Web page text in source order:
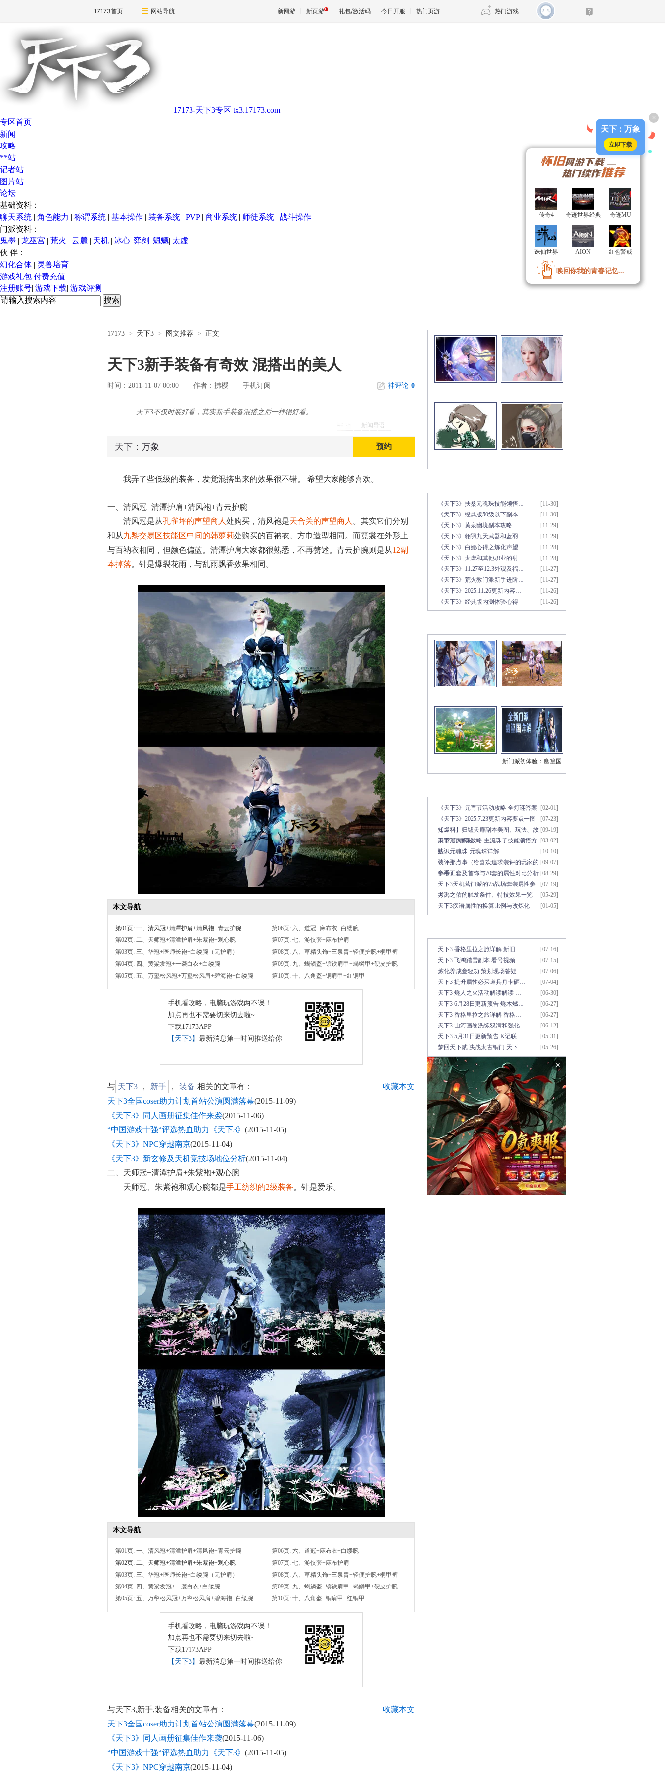
17173首页 网站导航 新网游 新页游 礼包/激活码 今日开服 热门页游 热门游戏
17173-天下3专区 tx3.17173.com
专区首页
新闻
攻略
**站
记者站
图片站
论坛
基础资料：
聊天系统 | 角色能力 | 称谓系统 | 基本操作 | 装备系统 | PVP | 商业系统 | 师徒系统 | 战斗操作
门派资料：
鬼墨 | 龙巫宫 | 荒火 | 云麓 | 天机 | 冰心| 弈剑 | 魍魉| 太虚
伙 伴：
幻化合体 | 灵兽培育
游戏礼包 付费充值
注册账号| 游戏下载| 游戏评测
17173 > 天下3 > 图文推荐 > 正文
天下3新手装备有奇效 混搭出的美人
时间：2011-11-07 00:00 作者： 拂樱 手机订阅 神评论 0
新闻导语
天下3不仅时装好看，其实新手装备混搭之后一样很好看。
天下：万象 预约
我弄了些低级的装备，发觉混搭出来的效果很不错。 希望大家能够喜欢。
一、清风冠+清潭护肩+清风袍+青云护腕
清风冠是从孔雀坪的声望商人 处购买，清风袍是天合关的声望商人 。其实它们分别
和从九黎交易区技能区中间的韩萝莉处购买的百衲衣、方巾造型相同。而霓裳在外形上
与百衲衣相同，但颜色偏蓝。清潭护肩大家都很熟悉，不再赘述。青云护腕则是从12副
本掉落。针是爆裂花雨，与乱雨飘香效果相同。
本文导航
第01页: 一、清风冠+清潭护肩+清风袍+青云护腕
第02页: 二、天师冠+清潭护肩+朱紫袍+观心腕
第03页: 三、华冠+医师长袍+白缕腕（无护肩）
第04页: 四、黄粱发冠+一袭白衣+白缕腕
第05页: 五、万壑松风冠+万壑松风肩+碧海袍+白缕腕
第06页: 六、道冠+麻布衣+白缕腕
第07页: 七、游侠套+麻布护肩
第08页: 八、草精头饰+三泉胄+轻便护腕+桐甲裤
第09页: 九、蝎鳞盔+镔铁肩甲+蝎鳞甲+硬皮护腕
第10页: 十、八角盔+铜肩甲+红铜甲
手机看攻略，电脑玩游戏两不误！
加点再也不需要切来切去啦~
下载17173APP
【天下3】 最新消息第一时间推送给你
收藏本文
与 天下3 ， 新手 ， 装备 相关的文章有：
天下3全国coser助力计划首站公演圆满落幕(2015-11-09)
《天下3》同人画册征集佳作来袭(2015-11-06)
“中国游戏十强“评选热血助力《天下3》 (2015-11-05)
《天下3》NPC穿越南京(2015-11-04)
《天下3》新玄修及天机竞技场地位分析(2015-11-04)
二、天师冠+清潭护肩+朱紫袍+观心腕
天师冠、朱紫袍和观心腕都是手工纺织的2级装备。针是爱乐。
本文导航
第01页: 一、清风冠+清潭护肩+清风袍+青云护腕
第02页: 二、天师冠+清潭护肩+朱紫袍+观心腕
第03页: 三、华冠+医师长袍+白缕腕（无护肩）
第04页: 四、黄粱发冠+一袭白衣+白缕腕
第05页: 五、万壑松风冠+万壑松风肩+碧海袍+白缕腕
第06页: 六、道冠+麻布衣+白缕腕
第07页: 七、游侠套+麻布护肩
第08页: 八、草精头饰+三泉胄+轻便护腕+桐甲裤
第09页: 九、蝎鳞盔+镔铁肩甲+蝎鳞甲+硬皮护腕
第10页: 十、八角盔+铜肩甲+红铜甲
手机看攻略，电脑玩游戏两不误！
加点再也不需要切来切去啦~
下载17173APP
【天下3】 最新消息第一时间推送给你
收藏本文
与天下3,新手,装备相关的文章有：
天下3全国coser助力计划首站公演圆满落幕(2015-11-09)
《天下3》同人画册征集佳作来袭(2015-11-06)
“中国游戏十强“评选热血助力《天下3》 (2015-11-05)
《天下3》NPC穿越南京(2015-11-04)
[11-30]
《天下3》扶桑元魂珠技能领悟…
[11-30]
《天下3》经典版50级以下副本…
[11-29]
《天下3》黄泉幽境副本攻略
[11-29]
《天下3》翎羽九天武器和蓝羽…
[11-28]
《天下3》白嫖心得之炼化声望
[11-28]
《天下3》太虚和其他职业的射…
[11-27]
《天下3》11.27至12.3外观及福…
[11-27]
《天下3》荒火教门派新手进阶…
[11-26]
《天下3》2025.11.26更新内容…
[11-26]
《天下3》经典版内测体验心得
新门派初体验：幽篁国
[02-01]
《天下3》元宵节活动攻略 全灯谜答案
[07-23]
《天下3》2025.7.23更新内容要点一图
知
[09-19]
【爆料】归墟天扉副本美图、玩法、故
事背景大揭秘！
[03-02]
天下3元魂珠攻略 主流珠子技能领悟方
法
[10-10]
初识元魂珠-元魂珠详解
[09-07]
装评那点事（给喜欢追求装评的玩家的
参考）
[08-29]
75手工套及首饰与70套的属性对比分析
[07-19]
天下3天机营门派的75战场套装属性参
考
[05-29]
大禹之佑的触发条件、特技效果一览
[01-05]
天下3疾语属性的换算比例与改炼化
[07-16]
天下3 香格里拉之旅详解 新旧…
[07-15]
天下3 飞鸿踏雪副本 看号视频…
[07-06]
炼化养成叁轻功 策划现场答疑…
[07-04]
天下3 提升属性必买道具月卡砸…
[06-30]
天下3 燧人之火活动解读解读 …
[06-27]
天下3 6月28日更新预告 燧木燃…
[06-27]
天下3 香格里拉之旅详解 香格…
[06-12]
天下3 山河画卷洗练双满和强化…
[05-31]
天下3 5月31日更新预告 K记联…
[05-26]
梦回天下贰 决战太古铜门 天下…
×
传奇4 奇迹世界经典 奇迹MU
诛仙世界 AION 红色警戒
唤回你我的青春记忆...
传奇4 奇迹世界经典 奇迹MU
诛仙世界 AION 红色警戒
唤回你我的青春记忆...
×
天下：万象
立即下载